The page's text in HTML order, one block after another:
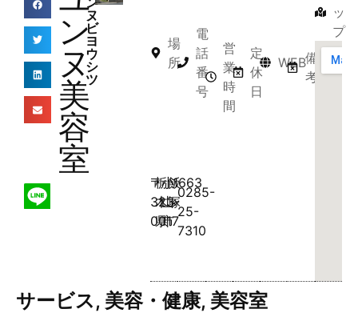
ン
ヌ
美
容
室
ヌ
ビ
ヨ
ウ
シ
ツ
場
所
〒
323-
0017
栃
木
県
小
山
市
飯
塚
1663
電
話
番
号
0285-
25-
7310
営
業
時
間
定
休
日
WEB備
考
ッ
プ
サービス, 美容・健康, 美容室